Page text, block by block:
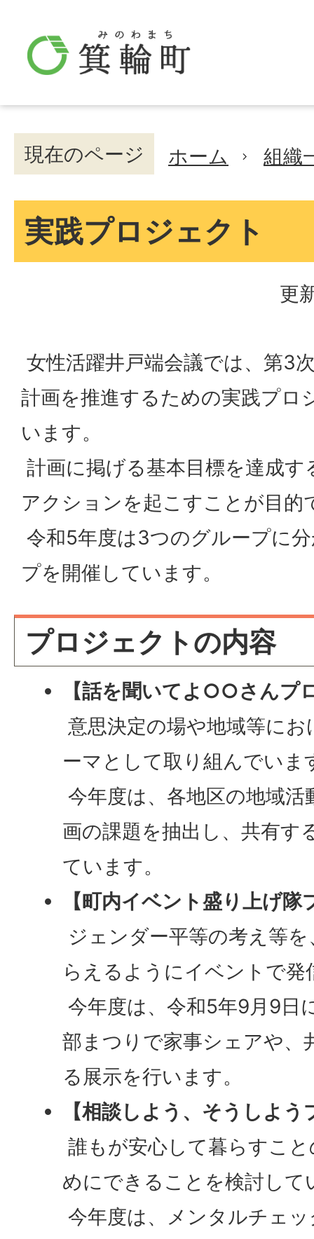
現在のページ ホーム 組織
実践プロジェクト
更
女性活躍井戸端会議では、第3
計画を推進するための実践プロ
います。
計画に掲げる基本目標を達成
アクションを起こすことが目的
令和5年度は3つのグループに
プを開催しています。
プロジェクトの内容
【話を聞いてよ○○さんプ
意思決定の場や地域等に
ーマとして取り組んでいま
今年度は、各地区の地域
画の課題を抽出し、共有す
ています。
【町内イベント盛り上げ
ジェンダー平等の考え等
らえるようにイベントで
今年度は、令和5年9月9日
部まつりで家事シェアや、
る展示を行います。
【相談しよう、そうしよ
誰もが安心して暮らすこ
めにできることを検討して
今年度は、メンタルチェ